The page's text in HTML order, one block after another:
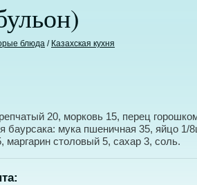
блюда / Казахская кухня
20, морковь 15, перец
баурсака: мука пшеничная 35, яйцо 1/
маргарин столовый 5, сахар 3, соль.